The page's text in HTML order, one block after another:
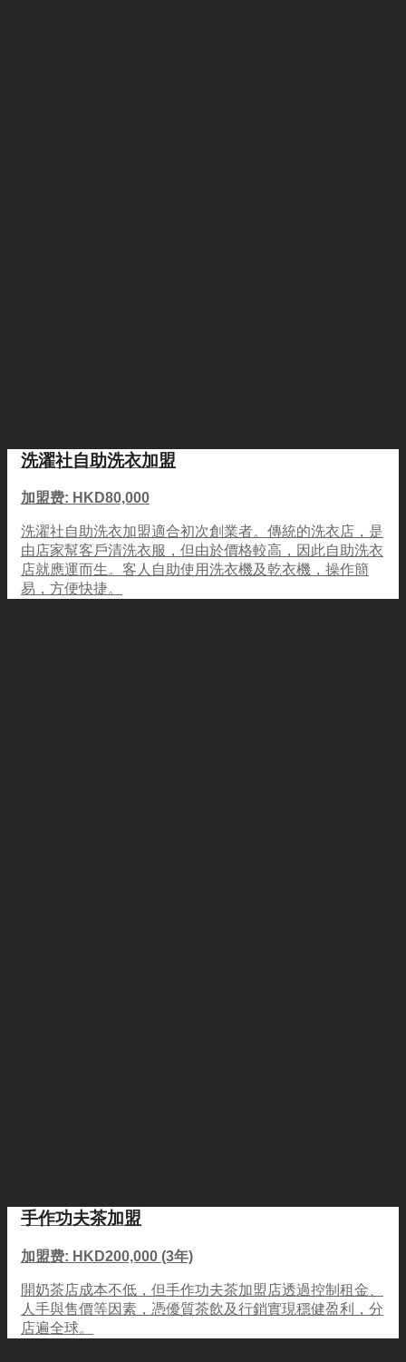
洗濯社自助洗衣加盟
加盟费: HKD80,000
洗濯社自助洗衣加盟適合初次創業者。傳統的洗衣店，是
由店家幫客戶清洗衣服，但由於價格較高，因此自助洗衣
店就應運而生。客人自助使用洗衣機及乾衣機，操作簡
易，方便快捷。
手作功夫茶加盟
加盟费: HKD200,000 (3年)
開奶茶店成本不低，但手作功夫茶加盟店透過控制租金、
人手與售價等因素，憑優質茶飲及行銷實現穩健盈利，分
店遍全球。